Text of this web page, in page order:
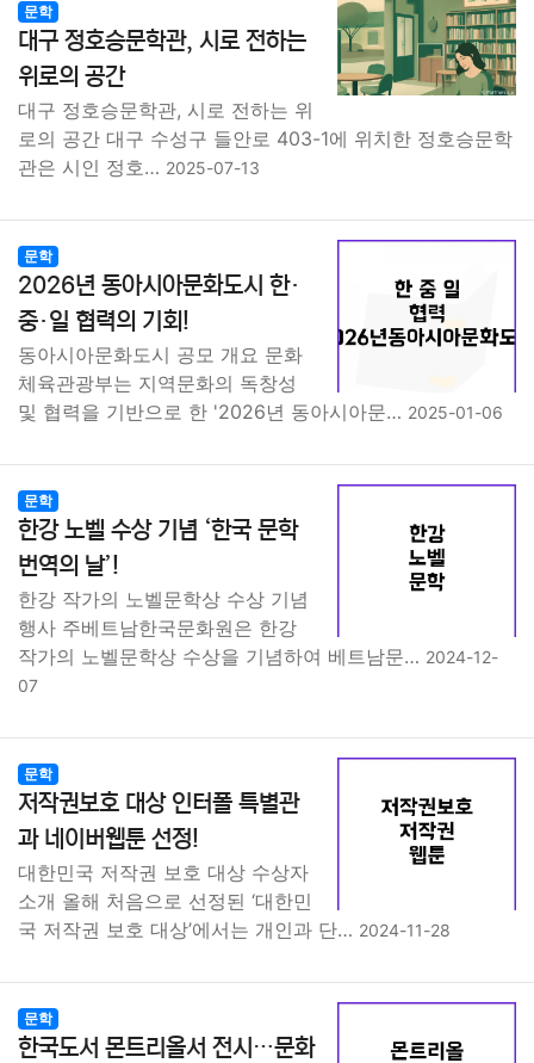
문학
대구 정호승문학관, 시로 전하는
위로의 공간
대구 정호승문학관, 시로 전하는 위
로의 공간 대구 수성구 들안로 403-1에 위치한 정호승문학
관은 시인 정호… 2025-07-13
문학
2026년 동아시아문화도시 한·
중·일 협력의 기회!
동아시아문화도시 공모 개요 문화
체육관광부는 지역문화의 독창성
및 협력을 기반으로 한 '2026년 동아시아문… 2025-01-06
문학
한강 노벨 수상 기념 ‘한국 문학
번역의 날’!
한강 작가의 노벨문학상 수상 기념
행사 주베트남한국문화원은 한강
작가의 노벨문학상 수상을 기념하여 베트남문… 2024-12-
07
문학
저작권보호 대상 인터폴 특별관
과 네이버웹툰 선정!
대한민국 저작권 보호 대상 수상자
소개 올해 처음으로 선정된 ‘대한민
국 저작권 보호 대상’에서는 개인과 단… 2024-11-28
문학
한국도서 몬트리올서 전시…문화